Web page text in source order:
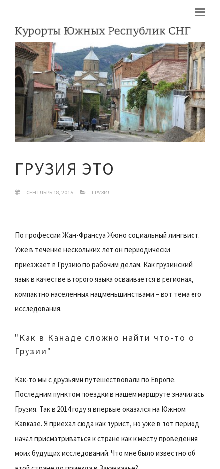
ГРУЗИЯ ЭТО
СЕНТЯБРЬ 18, 2015 ГРУЗИЯ
По профессии Жан-Франсуа Жюно социальный лингвист.
Уже в течение нескольких лет он периодически
приезжает в Грузию по рабочим делам. Как грузинский
язык в качестве второго языка осваивается в регионах,
компактно населенных нацменьшинствами – вот тема его
исследования.
"Как в Канаде сложно найти что-то о
Грузии"
Как-то мы с друзьями путешествовали по Европе.
Последним пунктом поездки в нашем маршруте значилась
Грузия. Так в 2014 году я впервые оказался на Южном
Кавказе. Я приехал сюда как турист, но уже в тот период
начал присматриваться к стране как к месту проведения
моих будущих исследований. Что мне было известно об